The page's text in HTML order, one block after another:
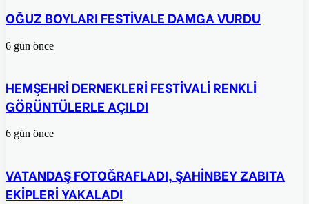
OĞUZ BOYLARI FESTİVALE DAMGA VURDU
6 gün önce
HEMŞEHRİ DERNEKLERİ FESTİVALİ RENKLİ
GÖRÜNTÜLERLE AÇILDI
6 gün önce
VATANDAŞ FOTOĞRAFLADI, ŞAHİNBEY ZABITA
EKİPLERİ YAKALADI